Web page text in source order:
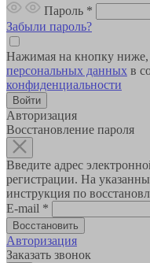
Пароль *
Забыли пароль?
Нажимая на кнопку
персональных данных в
конфиденциальности
Авторизация
Восстановление пароля
Введите адрес
регистрации. На
инструкция по
E-mail *
Авторизация
Заказать звонок